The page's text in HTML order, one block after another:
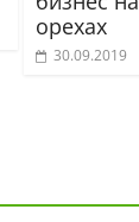
орехах
30.09.2019